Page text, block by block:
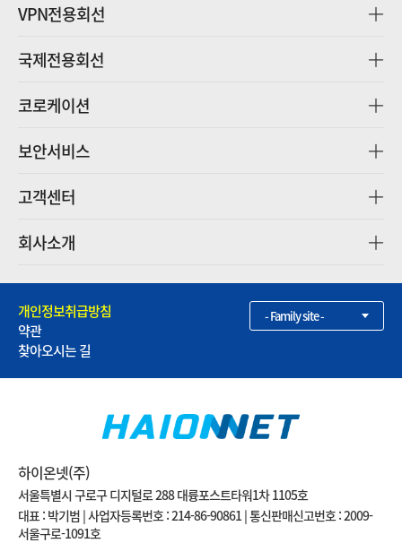
VPN전용회선
국제전용회선
코로케이션
보안서비스
고객센터
회사소개
개인정보취급방침
약관
찾아오시는 길
- Family site -
하이온넷(주)
서울특별시 구로구 디지털로 288 대륭포스트타워1차 1105호
대표 : 박기범 | 사업자등록번호 : 214-86-90861 | 통신판매신고번호 : 2009-
서울구로-1091호